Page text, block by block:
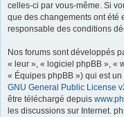
celles-ci par vous-même. Si
que des changements ont été
responsable des conditions
Nos forums sont développés
« leur », « logiciel phpBB », «
« Équipes phpBB ») qui est
GNU General Public License
être téléchargé depuis
les discussions sur Internet.